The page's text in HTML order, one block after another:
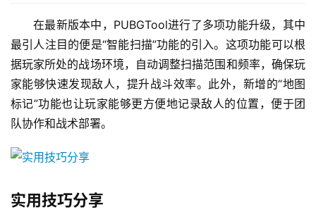
在最新版本中，PUBGTool进行了多项功能升级，其中
最引人注目的便是“智能扫描”功能的引入。这项功能可以根
据玩家所处的战场环境，自动调整扫描范围和频率，确保玩
家能够快速发现敌人，提升战斗效率。此外，新增的“地图
标记”功能也让玩家能够更方便地记录敌人的位置，便于团
队协作和战术部署。
实用技巧分享